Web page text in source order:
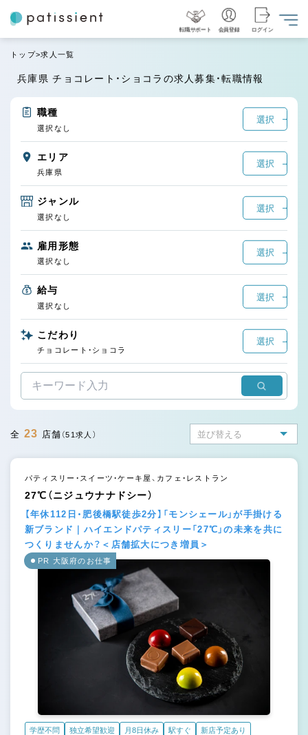
転職サポート 会員登録 ログイン
トップ 求人一覧
兵庫県 チョコレート・ショコラの求人募集・転職情報
職種
選択
選択なし
エリア
選択
兵庫県
ジャンル
選択
選択なし
雇用形態
選択
選択なし
給与
選択
選択なし
こだわり
選択
チョコレート・ショコラ
全 23 店舗 （51求人）
パティスリー・スイーツ・ケーキ屋、カフェ・レストラン
27℃（ニジュウナナドシー）
【年休112日・肥後橋駅徒歩2分】「モンシェール」が手掛ける
新ブランド｜ハイエンドパティスリー「27℃」の未来を共に
つくりませんか？＜店舗拡大につき増員＞
PR 大阪府のお仕事
学歴不問 独立希望歓迎 月8日休み 駅すぐ 新店予定あり